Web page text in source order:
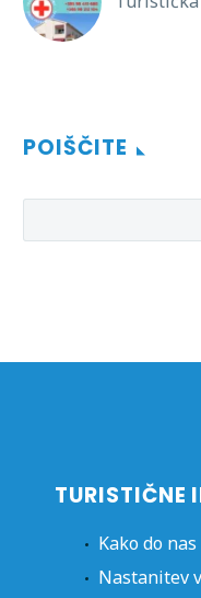
POIŠČITE
TURISTIČNE
Kako do nas
Nastanitev